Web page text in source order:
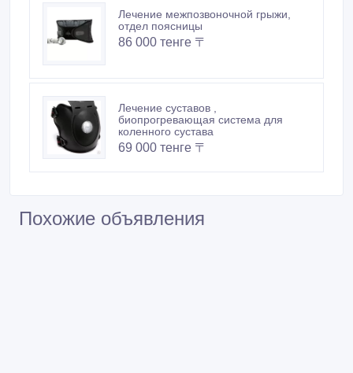
Лечение межпозвоночной грыжи,
отдел поясницы
86 000 тенге 〒
Лечение суставов ,
биопрогревающая система для
коленного сустава
69 000 тенге 〒
Похожие объявления